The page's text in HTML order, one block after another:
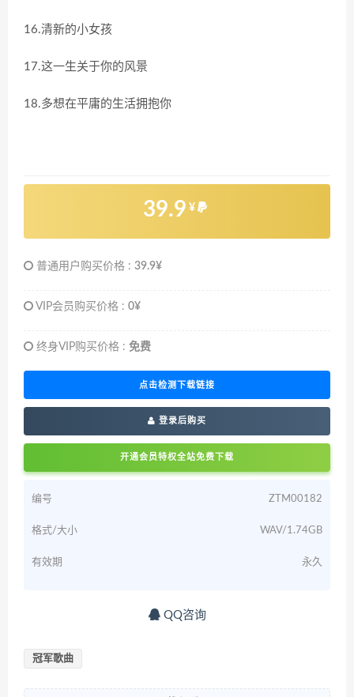
16.清新的小女孩
17.这一生关于你的风景
18.多想在平庸的生活拥抱你
39.9 ¥
普通用户购买价格 : 39.9¥
VIP会员购买价格 : 0¥
终身VIP购买价格 : 免费
点击检测下载链接
登录后购买
开通会员特权全站免费下载
编号 ZTM00182
格式/大小 WAV/1.74GB
有效期 永久
QQ咨询
冠军歌曲